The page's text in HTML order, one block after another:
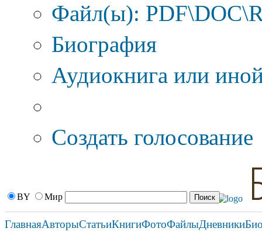
Файл(ы):
Биография
Аудиокнига или
Создать голосование
BY Мир
ГлавнаяАвторыСтатьиКнигиФотоФайлыДневники